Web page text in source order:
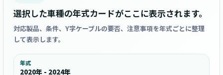
選択した車種の年式カードがここに表示されます。
対応製品、条件、Y字ケーブルの要否、注意事項を年式ごとに整理
して表示します。
年式
2020年 - 2024年